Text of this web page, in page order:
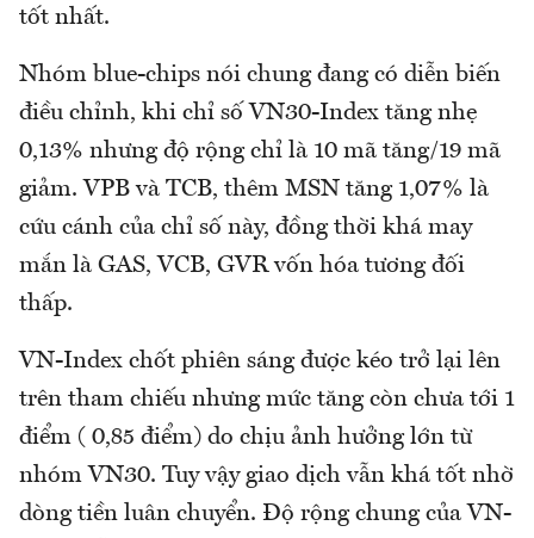
tốt nhất.
Nhóm blue-chips nói chung đang có diễn biến
điều chỉnh, khi chỉ số VN30-Index tăng nhẹ
0,13% nhưng độ rộng chỉ là 10 mã tăng/19 mã
giảm. VPB và TCB, thêm MSN tăng 1,07% là
cứu cánh của chỉ số này, đồng thời khá may
mắn là GAS, VCB, GVR vốn hóa tương đối
thấp.
VN-Index chốt phiên sáng được kéo trở lại lên
trên tham chiếu nhưng mức tăng còn chưa tới 1
điểm ( 0,85 điểm) do chịu ảnh hưởng lớn từ
nhóm VN30. Tuy vậy giao dịch vẫn khá tốt nhờ
dòng tiền luân chuyển. Độ rộng chung của VN-